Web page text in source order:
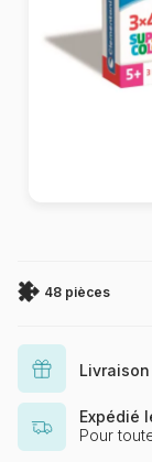
48 pièces
Expédié
Pour